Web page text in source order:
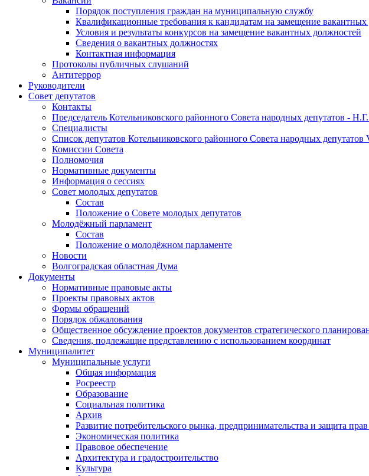
Порядок поступления граждан на муниципальную службу
Квалификационные требования к кандидатам на замещение вакантных
Условия и результаты конкурсов на замещение вакантных должностей
Сведения о вакантных должностях
Контактная информация
Протоколы публичных слушаний
Антитеррор
Руководители
Совет депутатов
Контакты
Председатель Котельниковского районного Совета народных депутатов -
Специалисты
Список депутатов Котельниковского районного Совета народных депутатов
Комиссии Совета
Полномочия
Нормативные документы
Информация о сессиях
Совет молодых депутатов
Состав
Положение о Совете молодых депутатов
Молодёжный парламент
Состав
Положение о молодёжном парламенте
Новости
Волгоградская областная Дума
Документы
Нормативные правовые акты
Проекты правовых актов
Формы обращений
Порядок обжалования
Общественное обсуждение проектов документов стратегического
Сведения, подлежащие представлению с использованием координат
Муниципалитет
Муниципальные услуги
Общая информация
Росреестр
Образование
Социальная политика
Архив
Развитие потребительского рынка, предпринимательства и защита
Экономическая политика
Правовое обеспечение
Архитектура и градостроительство
Культура